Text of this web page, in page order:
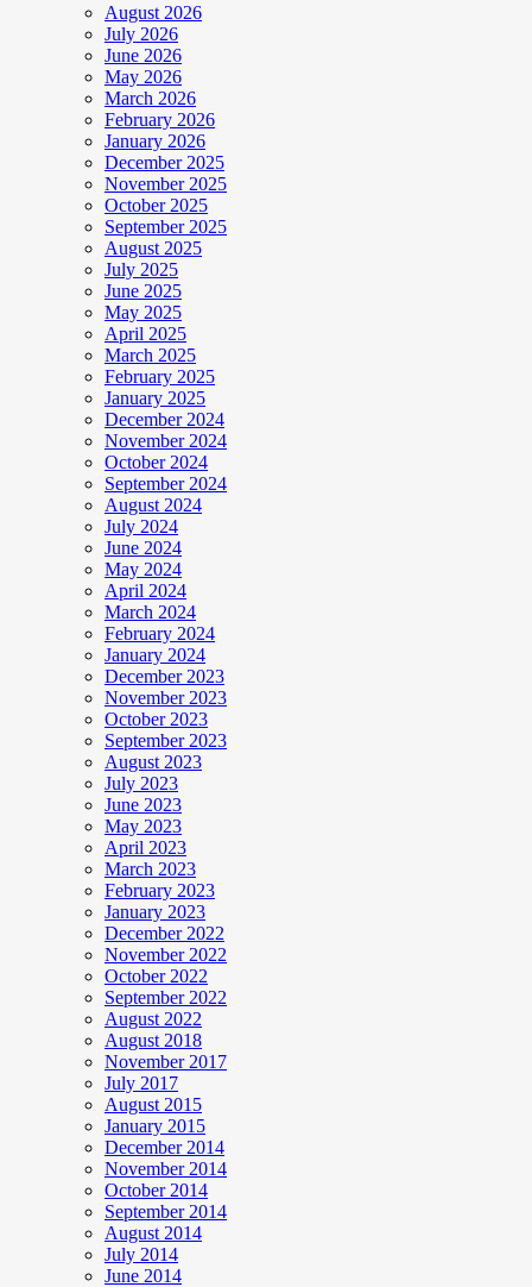
August 2026
July 2026
June 2026
May 2026
March 2026
February 2026
January 2026
December 2025
November 2025
October 2025
September 2025
August 2025
July 2025
June 2025
May 2025
April 2025
March 2025
February 2025
January 2025
December 2024
November 2024
October 2024
September 2024
August 2024
July 2024
June 2024
May 2024
April 2024
March 2024
February 2024
January 2024
December 2023
November 2023
October 2023
September 2023
August 2023
July 2023
June 2023
May 2023
April 2023
March 2023
February 2023
January 2023
December 2022
November 2022
October 2022
September 2022
August 2022
August 2018
November 2017
July 2017
August 2015
January 2015
December 2014
November 2014
October 2014
September 2014
August 2014
July 2014
June 2014